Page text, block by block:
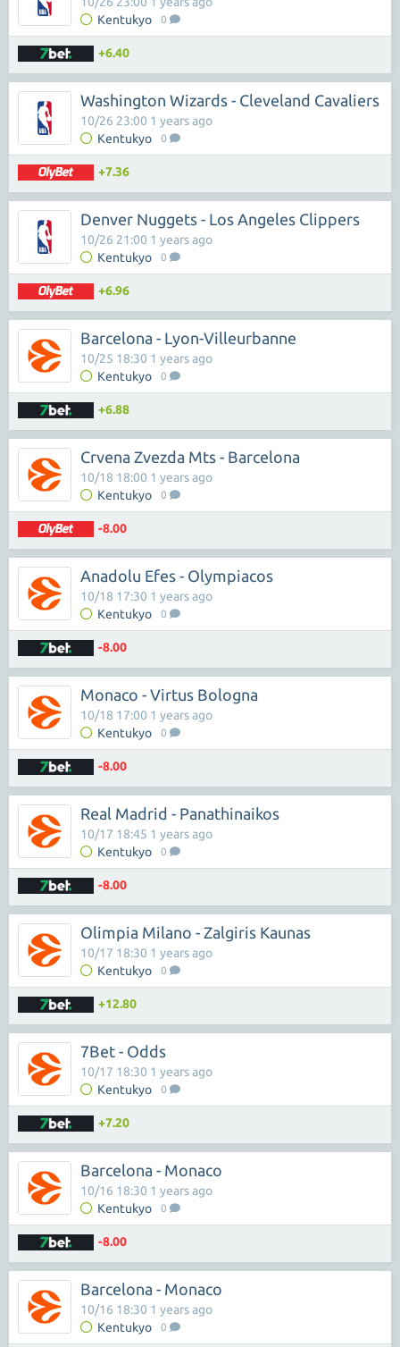
Kentukyo 0
+6.40
Washington Wizards - Cleveland Cavaliers
Kentukyo 0
10/26 23:00 1 years ago
+7.36
Denver Nuggets - Los Angeles Clippers
Kentukyo 0
10/26 21:00 1 years ago
+6.96
Barcelona - Lyon-Villeurbanne
Kentukyo 0
10/25 18:30 1 years ago
+6.88
Crvena Zvezda Mts - Barcelona
Kentukyo 0
10/18 18:00 1 years ago
-8.00
Anadolu Efes - Olympiacos
Kentukyo 0
10/18 17:30 1 years ago
-8.00
Monaco - Virtus Bologna
Kentukyo 0
10/18 17:00 1 years ago
-8.00
Real Madrid - Panathinaikos
Kentukyo 0
10/17 18:45 1 years ago
-8.00
Olimpia Milano - Zalgiris Kaunas
Kentukyo 0
10/17 18:30 1 years ago
+12.80
7Bet - Odds
Kentukyo 0
10/17 18:30 1 years ago
+7.20
Barcelona - Monaco
Kentukyo 0
10/16 18:30 1 years ago
-8.00
Barcelona - Monaco
Kentukyo 0
10/16 18:30 1 years ago